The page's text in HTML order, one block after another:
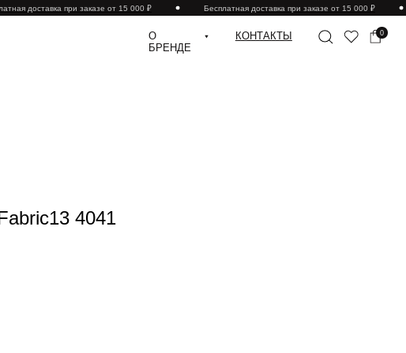
доставка при заказе от 15 000 ₽ Бесплатная доставка при заказе от 15 000 ₽
КОНТАКТЫ
4041